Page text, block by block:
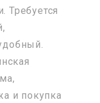
Требуется
и покупка